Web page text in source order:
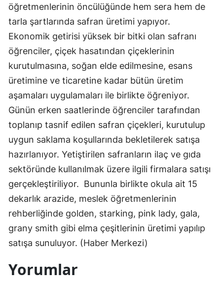
Edirne
Elazığ
Erzincan
Erzurum
Eskişehir
Gaziantep
Giresun
Gümüşhane
Hakkari
Hatay
Isparta
Mersin
öğretmenlerinin öncülüğünde hem sera hem de
tarla şartlarında safran üretimi yapıyor.
Ekonomik getirisi yüksek bir bitki olan safranı
öğrenciler, çiçek hasatından çiçeklerinin
kurutulmasına, soğan elde edilmesine, esans
üretimine ve ticaretine kadar bütün üretim
aşamaları uygulamaları ile birlikte öğreniyor.
Günün erken saatlerinde öğrenciler tarafından
toplanıp tasnif edilen safran çiçekleri, kurutulup
uygun saklama koşullarında bekletilerek satışa
hazırlanıyor. Yetiştirilen safranların ilaç ve gıda
sektöründe kullanılmak üzere ilgili firmalara satışı
gerçekleştiriliyor. Bununla birlikte okula ait 15
dekarlık arazide, meslek öğretmenlerinin
rehberliğinde golden, starking, pink lady, gala,
grany smith gibi elma çeşitlerinin üretimi yapılıp
satışa sunuluyor. (Haber Merkezi)
Yorumlar